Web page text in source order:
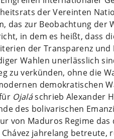
der Vereinten
das zur Beobachtung der
in dem es heißt, dass
der Transparenz
Wahlen unerlässlich
zu verkünden, ohne die
demokratischen
Ojaláschrieb Alexander
des bolivarischen
von Maduros Regime
jahrelang betreute,